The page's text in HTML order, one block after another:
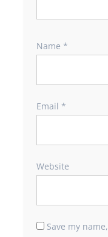
Name *
Email *
Website
Save my name,